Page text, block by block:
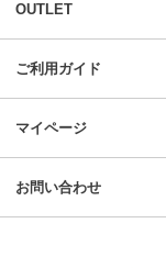
OUTLET
ご利用ガイド
マイページ
お問い合わせ